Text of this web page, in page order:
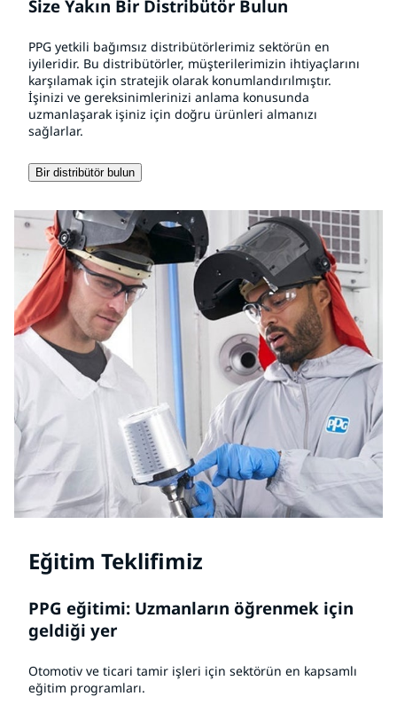
Size Yakın Bir Distribütör Bulun
PPG yetkili bağımsız distribütörlerimiz sektörün en
iyileridir. Bu distribütörler, müşterilerimizin ihtiyaçlarını
karşılamak için stratejik olarak konumlandırılmıştır.
İşinizi ve gereksinimlerinizi anlama konusunda
uzmanlaşarak işiniz için doğru ürünleri almanızı
sağlarlar.
Bir distribütör bulun
Eğitim Teklifimiz
PPG eğitimi: Uzmanların öğrenmek için
geldiği yer
Otomotiv ve ticari tamir işleri için sektörün en kapsamlı
eğitim programları.